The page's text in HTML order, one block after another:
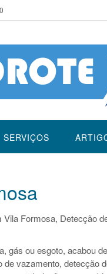
SERVIÇOS
Formosa, Detecção
gás ou esgoto, acabou
de vazamento, detecção